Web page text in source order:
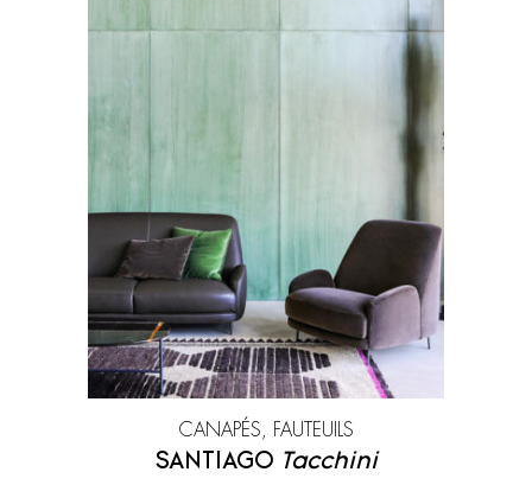
CANAPÉS, FAUTEUILS
SANTIAGO Tacchini